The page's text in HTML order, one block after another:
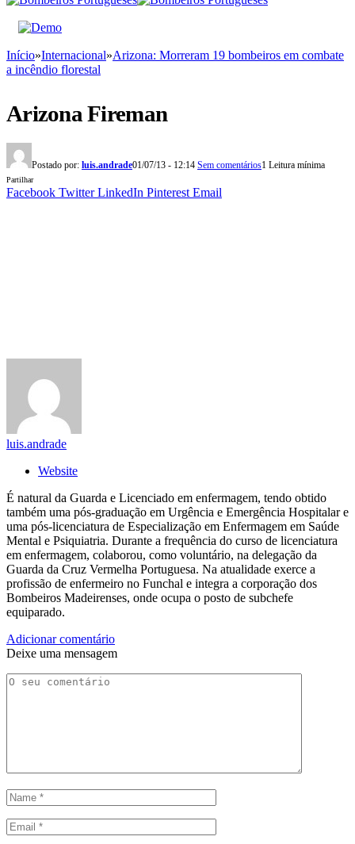
Início»Internacional»Arizona: Morreram 19 bombeiros em combate
a incêndio florestal
Arizona Fireman
Postado por: luis.andrade01/07/13 - 12:14 Sem comentários1 Leitura mínima
Partilhar
Facebook Twitter LinkedIn Pinterest Email
luis.andrade
Website
É natural da Guarda e Licenciado em enfermagem, tendo obtido
também uma pós-graduação em Urgência e Emergência Hospitalar e
uma pós-licenciatura de Especialização em Enfermagem em Saúde
Mental e Psiquiatria. Durante a frequência do curso de licenciatura
em enfermagem, colaborou, como voluntário, na delegação da
Guarda da Cruz Vermelha Portuguesa. Na atualidade exerce a
profissão de enfermeiro no Funchal e integra a corporação dos
Bombeiros Madeirenses, onde ocupa o posto de subchefe
equiparado.
Adicionar comentário
Deixe uma mensagem